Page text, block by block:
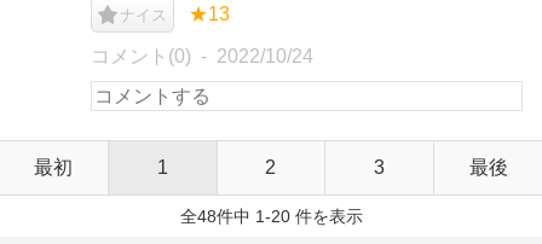
ナイス ★13
コメント(0) 2022/10/24
最初 1 2 3 最後
全48件中 1-20 件を表示